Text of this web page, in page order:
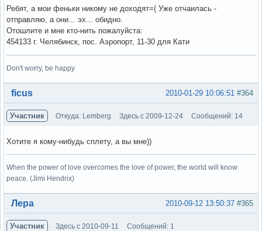
Ребят, а мои феньки никому не доходят=( Уже отчаилась -
отправляю, а они... эх... обидно.
Отошлите и мне кто-нить пожалуйста:
454133 г. Челябинск, пос. Аэропорт, 11-30 для Кати
Don't worry, be happy
Вне форума #364
2010-01-29 10:06:51
ficus
Участник Откуда: Lemberg Здесь с 2009-12-24 Сообщений: 14
Хотите я кому-нибудь сплету, а вы мне))
When the power of love overcomes the love of power, the world will know
peace. (Jimi Hendrix)
Вне форума #365
2010-09-12 13:50:37
Лера
Участник Здесь с 2010-09-11 Сообщений: 1